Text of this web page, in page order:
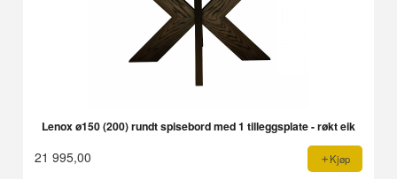
Lenox ø150 (200) rundt spisebord med 1 tilleggsplate - røkt eik
21 995,00 Kjøp